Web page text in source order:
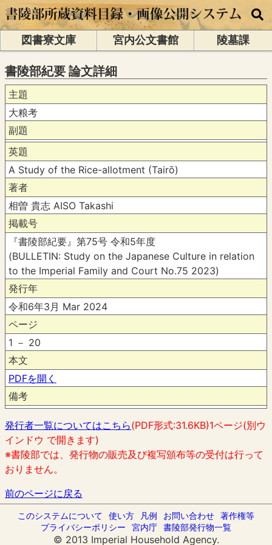
図書寮文庫 宮内公文書館 陵墓課
書陵部紀要 論文詳細
主題
大粮考
副題
英題
A Study of the Rice-allotment (Tairō)
著者
相曽 貴志 AISO Takashi
掲載号
『書陵部紀要』第75号 令和5年度
(BULLETIN: Study on the Japanese Culture in relation
to the Imperial Family and Court No.75 2023)
発行年
令和6年3月 Mar 2024
ページ
1 － 20
本文
PDFを開く
備考
発行者一覧についてはこちら(PDF形式:31.6KB)1ページ(別ウ
インドウ で開きます)
※書陵部では、発行物の販売及び複写頒布等の受付は行って
おりません。
前のページに戻る
このシステムについて 使い方 凡例 お問い合わせ 著作権等
プライバシーポリシー
宮内庁 書陵部発行物一覧
© 2013 Imperial Household Agency.